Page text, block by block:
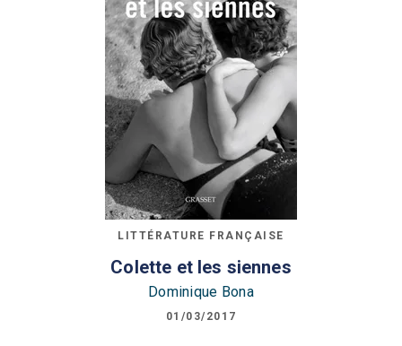
LITTÉRATURE FRANÇAISE
Colette et les siennes
Dominique Bona
01/03/2017